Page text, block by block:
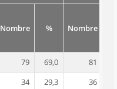
Nombre % Nombre
79 69,0 81
34 29,3 36